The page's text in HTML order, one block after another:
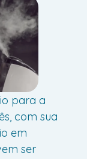
para a
com sua
em
ser